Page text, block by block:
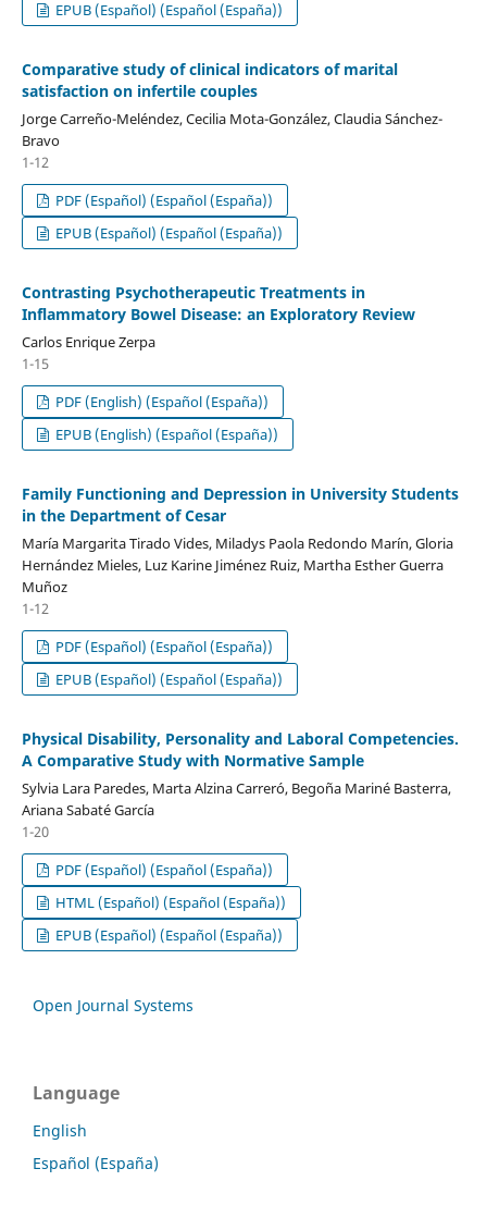
EPUB (Español) (Español (España))
Comparative study of clinical indicators of marital
satisfaction on infertile couples
Jorge Carreño-Meléndez, Cecilia Mota-González, Claudia Sánchez-
Bravo
1-12
PDF (Español) (Español (España))
EPUB (Español) (Español (España))
Contrasting Psychotherapeutic Treatments in
Inflammatory Bowel Disease: an Exploratory Review
Carlos Enrique Zerpa
1-15
PDF (English) (Español (España))
EPUB (English) (Español (España))
Family Functioning and Depression in University Students
in the Department of Cesar
María Margarita Tirado Vides, Miladys Paola Redondo Marín, Gloria
Hernández Mieles, Luz Karine Jiménez Ruiz, Martha Esther Guerra
Muñoz
1-12
PDF (Español) (Español (España))
EPUB (Español) (Español (España))
Physical Disability, Personality and Laboral Competencies.
A Comparative Study with Normative Sample
Sylvia Lara Paredes, Marta Alzina Carreró, Begoña Mariné Basterra,
Ariana Sabaté García
1-20
PDF (Español) (Español (España))
HTML (Español) (Español (España))
EPUB (Español) (Español (España))
Open Journal Systems
Language
English
Español (España)